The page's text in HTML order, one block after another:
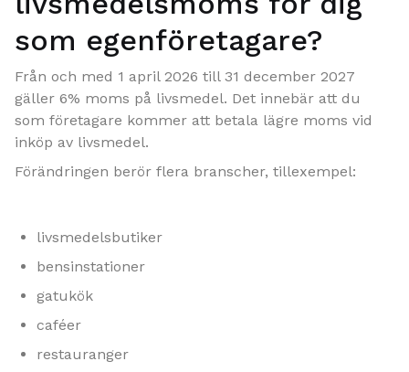
som egenföretagare?
Från och med 1 april 2026 till 31 december 2027
gäller 6% moms på livsmedel. Det innebär att du
som företagare kommer att betala lägre moms vid
inköp av livsmedel.
Förändringen berör flera branscher, tillexempel:
livsmedelsbutiker
bensinstationer
gatukök
caféer
restauranger